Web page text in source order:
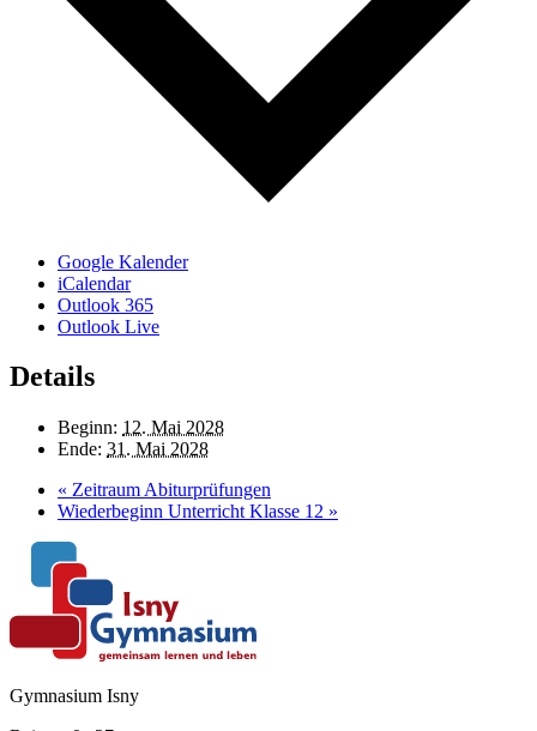
Google Kalender
iCalendar
Outlook 365
Outlook Live
Details
Beginn: 12. Mai 2028
Ende: 31. Mai 2028
« Zeitraum Abiturprüfungen
Wiederbeginn Unterricht Klasse 12 »
Gymnasium Isny